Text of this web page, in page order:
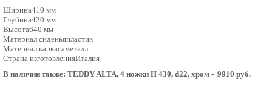
Ширина410 мм
Глубина420 мм
Высота640 мм
Материал сиденьяпластик
Материал каркасаметалл
Страна изготовленияИталия
В наличии также: TEDDY ALTA, 4 ножки H 430, d22, хром - 9910 руб.